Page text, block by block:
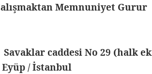
Memnuniyet Gurur
caddesi No 29 (halk
Eyüp / İstanbul